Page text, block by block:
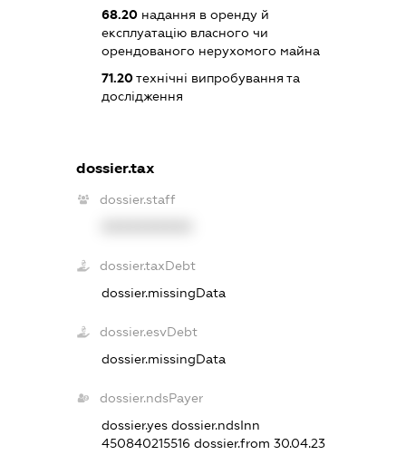
68.20надання в оренду й
експлуатацію власного чи
орендованого нерухомого майна
71.20технічні випробування та
дослідження
dossier.tax
dossier.staff
dossier.taxDebt
dossier.missingData
dossier.esvDebt
dossier.missingData
dossier.ndsPayer
dossier.yes dossier.ndsInn
450840215516 dossier.from 30.04.23